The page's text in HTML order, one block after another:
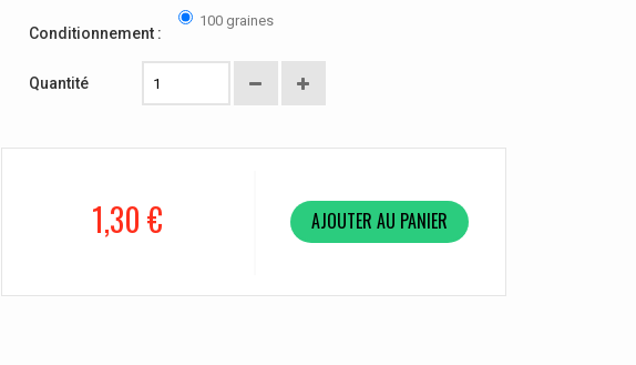
Conditionnement :
100 graines
Quantité
1,30 € AJOUTER AU PANIER